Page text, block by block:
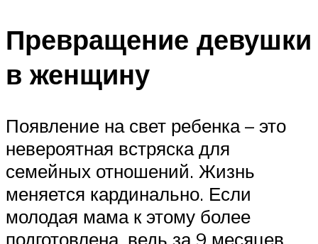
Превращение девушки
в женщину
Появление на свет ребенка – это
невероятная встряска для
семейных отношений. Жизнь
меняется кардинально. Если
молодая мама к этому более
подготовлена, ведь за 9 месяцев